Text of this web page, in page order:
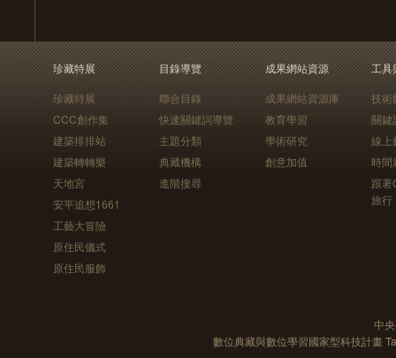
珍藏特展
珍藏特展
CCC創作集
建築排排站
建築轉轉樂
天地宮
安平追想1661
工藝大冒險
原住民儀式
原住民服飾
目錄導覽
聯合目錄
快速關鍵詞導覽
主題分類
典藏機構
進階搜尋
成果網站資源
成果網站資源庫
教育學習
學術研究
創意加值
工具
技術
關鍵
線上
時間
跟
旅行
中
數位典藏與數位學習國家型科技計畫